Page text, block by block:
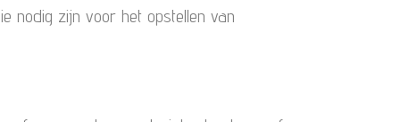
nodig zijn voor het opstellen van